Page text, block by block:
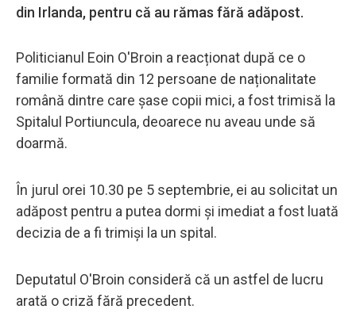
din Irlanda, pentru că au rămas fără adăpost.
Politicianul Eoin O'Broin a reacționat după ce o
familie formată din 12 persoane de naționalitate
română dintre care șase copii mici, a fost trimisă la
Spitalul Portiuncula, deoarece nu aveau unde să
doarmă.
În jurul orei 10.30 pe 5 septembrie, ei au solicitat un
adăpost pentru a putea dormi și imediat a fost luată
decizia de a fi trimiși la un spital.
Deputatul O'Broin consideră că un astfel de lucru
arată o criză fără precedent.